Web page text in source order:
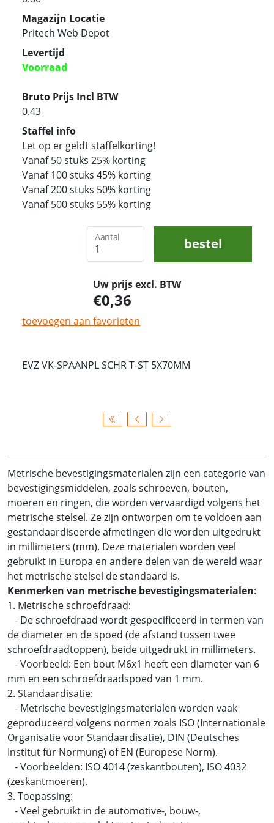
Magazijn Locatie
Pritech Web Depot
Levertijd
Voorraad
Bruto Prijs Incl BTW
0.43
Staffel info
Let op er geldt staffelkorting!
Vanaf 50 stuks 25% korting
Vanaf 100 stuks 45% korting
Vanaf 200 stuks 50% korting
Vanaf 500 stuks 55% korting
Aantal bestel
Uw prijs excl. BTW
0,36
toevoegen aan favorieten
EVZ VK-SPAANPL SCHR T-ST 5X70MM
Metrische bevestigingsmaterialen zijn een categorie van
bevestigingsmiddelen, zoals schroeven, bouten,
moeren en ringen, die worden vervaardigd volgens het
metrische stelsel. Ze zijn ontworpen om te voldoen aan
gestandaardiseerde afmetingen die worden uitgedrukt
in millimeters (mm). Deze materialen worden veel
gebruikt in Europa en andere delen van de wereld waar
het metrische stelsel de standaard is.
Kenmerken van metrische bevestigingsmaterialen:
1. Metrische schroefdraad:
- De schroefdraad wordt gespecificeerd in termen van
de diameter en de spoed (de afstand tussen twee
schroefdraadtoppen), beide uitgedrukt in millimeters.
- Voorbeeld: Een bout M6x1 heeft een diameter van 6
mm en een schroefdraadspoed van 1 mm.
2. Standaardisatie:
- Metrische bevestigingsmaterialen worden vaak
geproduceerd volgens normen zoals ISO (Internationale
Organisatie voor Standaardisatie), DIN (Deutsches
Institut für Normung) of EN (Europese Norm).
- Voorbeelden: ISO 4014 (zeskantbouten), ISO 4032
(zeskantmoeren).
3. Toepassing:
- Veel gebruikt in de automotive-, bouw-,